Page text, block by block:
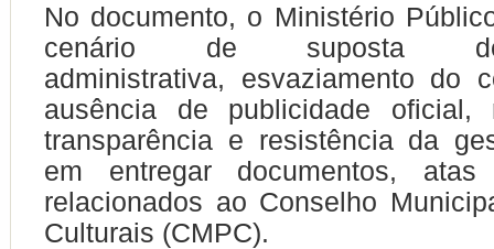
No documento, o Ministério
cenário de suposta
administrativa, esvaziamento do
ausência de publicidade oficial,
transparência e resistência da
em entregar documentos,
relacionados ao Conselho
Culturais (CMPC).